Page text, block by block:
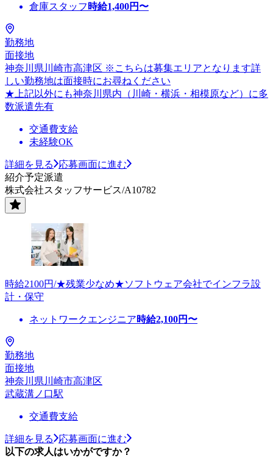
倉庫スタッフ 時給1,400円〜
勤務地
面接地
神奈川県川崎市高津区 ※こちらは募集エリアとなります詳
しい勤務地は面接時にお尋ねください
★上記以外にも神奈川県内（川崎・横浜・相模原など）に多
数派遣先有
交通費支給
未経験OK
詳細を見る
応募画面に進む
紹介予定派遣
株式会社スタッフサービス/A10782
時給2100円/★残業少なめ★ソフトウェア会社でインフラ設
計・保守
ネットワークエンジニア時給2,100円〜
勤務地
面接地
神奈川県川崎市高津区
武蔵溝ノ口駅
交通費支給
詳細を見る
応募画面に進む
以下の求人はいかがですか？